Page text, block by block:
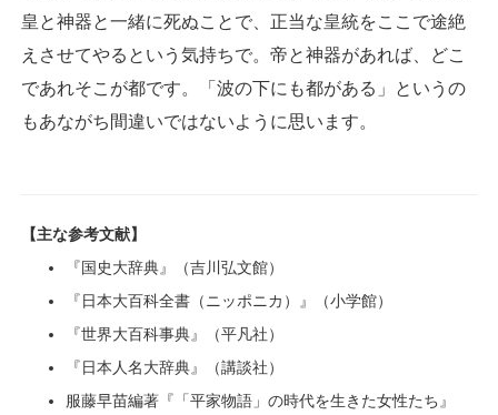
皇と神器と一緒に死ぬことで、正当な皇統をここで途絶
えさせてやるという気持ちで。帝と神器があれば、どこ
であれそこが都です。「波の下にも都がある」というの
もあながち間違いではないように思います。
【主な参考文献】
『国史大辞典』（吉川弘文館）
『日本大百科全書（ニッポニカ）』（小学館）
『世界大百科事典』（平凡社）
『日本人名大辞典』（講談社）
服藤早苗編著『「平家物語」の時代を生きた女性たち』